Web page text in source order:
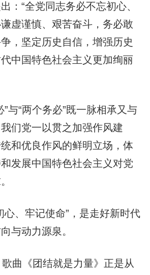
：“全党同志务必不忘初心、
虚谨慎、艰苦奋斗，务必敢
，坚定历史自信，增强历史
中国特色社会主义更加绚丽
”与“两个务必”既一脉相承又与
们党一以贯之加强作风建
和优良作风的鲜明立场，体
发展中国特色社会主义对党
心、牢记使命”，是走好新时代
与动力源泉。
曲《团结就是力量》正是从